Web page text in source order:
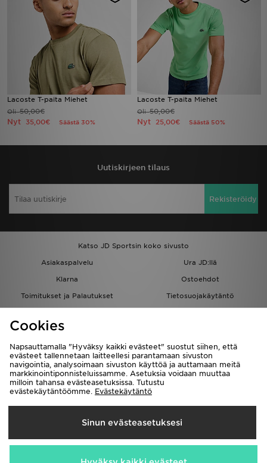
Lacoste T-paita Miehet
Oli50,00€
Nyt 35,00€ Säästä 30%
Lacoste T-paita Miehet
Oli50,00€
Nyt 25,00€ Säästä 50%
Uutiskirjeen tilaus
Rekisteröidy
Katso JD Sportsin koko sivusto
Asiakaspalvelu
Ura JD:llä
Klarna
Ostoehdot
Toimitukset ja Palautukset
Tietosuojakäytäntö
Löydä myymälä
Kumppanuusohjelma
JD Blog
Toimitetaan
Suomi
Me hyväksymme seuraavat maksutavat
Cookies
Napsauttamalla "Hyväksy kaikki evästeet" suostut siihen, että
evästeet tallennetaan laitteellesi parantamaan sivuston
navigointia, analysoimaan sivuston käyttöä ja auttamaan meitä
markkinointiponnisteluissamme. Asetuksia voidaan muuttaa
milloin tahansa evästeasetuksissa. Tutustu
evästekäytäntöömme. Evästekäytäntö
Sinun evästeasetuksesi